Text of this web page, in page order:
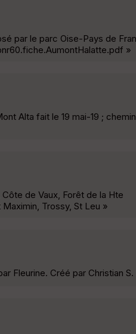
par le parc Oise-Pays de
»
Alta fait le 19 mai-19 ; chemin
de Vaux, Forêt de la Hte
Trossy, St Leu »
Fleurine. Créé par Christian S.